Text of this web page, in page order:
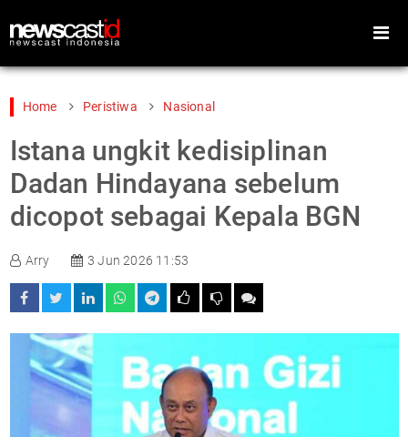
Home
Peristiwa
Gaya Hidup
Teknologi
Games
Sports
Video
Foto
Home Peristiwa Nasional
Istana ungkit kedisiplinan
Dadan Hindayana sebelum
dicopot sebagai Kepala BGN
Arry 3 Jun 2026 11:53